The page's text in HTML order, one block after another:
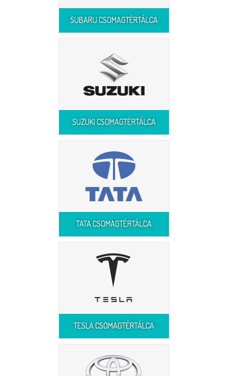
SUBARU CSOMAGTÉRTÁLCA
SUZUKI CSOMAGTÉRTÁLCA
TATA CSOMAGTÉRTÁLCA
TESLA CSOMAGTÉRTÁLCA